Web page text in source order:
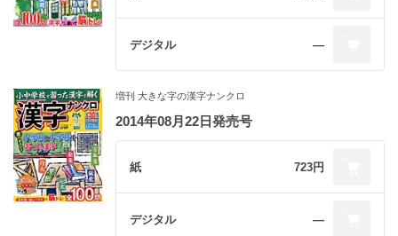
デジタル ―
増刊 大きな字の漢字ナンクロ
2014年08月22日発売号
紙 723円
デジタル ―